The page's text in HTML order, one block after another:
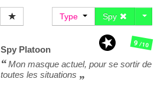
Spy
Type
Spy Platoon
Mon masque actuel, pour se sortir de
toutes les situations
9/10